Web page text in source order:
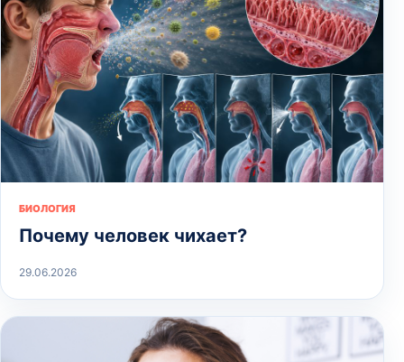
БИОЛОГИЯ
Почему человек чихает?
29.06.2026